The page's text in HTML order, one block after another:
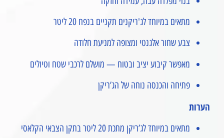
מתאים במיוחד לג'ריקנים תקניים בנפח 20 ליטר
צבע שחור אלגנטי ומצופה למניעת חלודה
מאפשר קיבוע יציב ובטוח — מושלם לרכבי שטח וטיולים
פתיחה והכנסה נוחה של הג’ריקן
הערות
מתאים במיוחד לג’ריקן מתכת 20 ליטר בתקן הצבאי הקלאסי